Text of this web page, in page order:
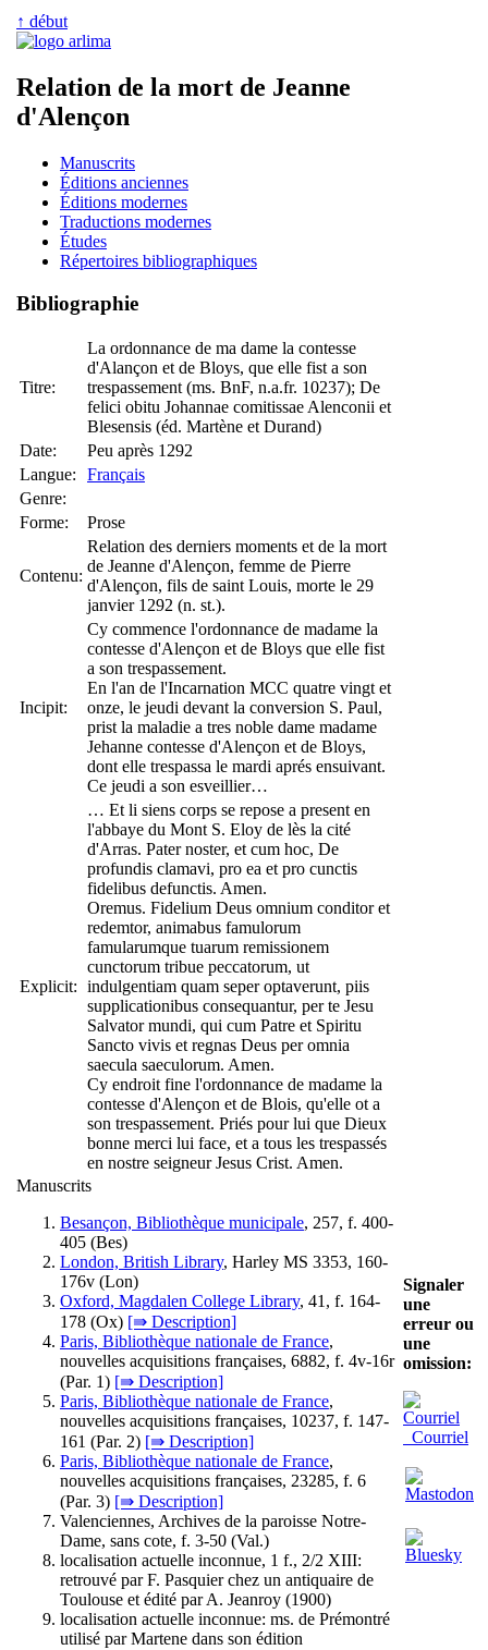
↑ début
Relation de la mort de Jeanne
d'Alençon
Manuscrits
Éditions anciennes
Éditions modernes
Traductions modernes
Études
Répertoires bibliographiques
Bibliographie
Titre:
La ordonnance de ma dame la contesse
d'Alançon et de Bloys, que elle fist a son
trespassement (ms. BnF, n.a.fr. 10237); De
felici obitu Johannae comitissae Alenconii et
Blesensis (éd. Martène et Durand)
Date:
Peu après 1292
Langue:
Français
Genre:
Forme:
Prose
Contenu:
Relation des derniers moments et de la mort
de Jeanne d'Alençon, femme de Pierre
d'Alençon, fils de saint Louis, morte le 29
janvier 1292 (n. st.).
Incipit:
Cy commence l'ordonnance de madame la
contesse d'Alençon et de Bloys que elle fist
a son trespassement.
En l'an de l'Incarnation MCC quatre vingt et
onze, le jeudi devant la conversion S. Paul,
prist la maladie a tres noble dame madame
Jehanne contesse d'Alençon et de Bloys,
dont elle trespassa le mardi aprés ensuivant.
Ce jeudi a son esveillier…
Explicit:
… Et li siens corps se repose a present en
l'abbaye du Mont S. Eloy de lès la cité
d'Arras. Pater noster, et cum hoc, De
profundis clamavi, pro ea et pro cunctis
fidelibus defunctis. Amen.
Oremus. Fidelium Deus omnium conditor et
redemtor, animabus famulorum
famularumque tuarum remissionem
cunctorum tribue peccatorum, ut
indulgentiam quam seper optaverunt, piis
supplicationibus consequantur, per te Jesu
Salvator mundi, qui cum Patre et Spiritu
Sancto vivis et regnas Deus per omnia
saecula saeculorum. Amen.
Cy endroit fine l'ordonnance de madame la
contesse d'Alençon et de Blois, qu'elle ot a
son trespassement. Priés pour lui que Dieux
bonne merci lui face, et a tous les trespassés
en nostre seigneur Jesus Crist. Amen.
Manuscrits
Besançon, Bibliothèque municipale, 257, f. 400-
405 (Bes)
London, British Library, Harley MS 3353, 160-
176v (Lon)
Oxford, Magdalen College Library, 41, f. 164-
178 (Ox) [⇛ Description]
Paris, Bibliothèque nationale de France,
nouvelles acquisitions françaises, 6882, f. 4v-16r
(Par. 1) [⇛ Description]
Paris, Bibliothèque nationale de France,
nouvelles acquisitions françaises, 10237, f. 147-
161 (Par. 2) [⇛ Description]
Paris, Bibliothèque nationale de France,
nouvelles acquisitions françaises, 23285, f. 6
(Par. 3) [⇛ Description]
Valenciennes, Archives de la paroisse Notre-
Dame, sans cote, f. 3-50 (Val.)
localisation actuelle inconnue, 1 f., 2/2 XIII:
retrouvé par F. Pasquier chez un antiquaire de
Toulouse et édité par A. Jeanroy (1900)
localisation actuelle inconnue: ms. de Prémontré
utilisé par Martene dans son édition
Signaler
une
erreur ou
une
omission:
Courriel